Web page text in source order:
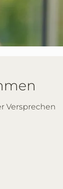
Versprechen